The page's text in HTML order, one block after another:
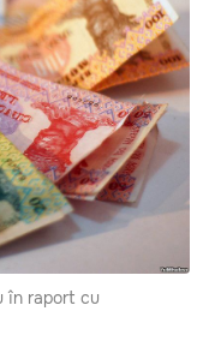
în raport cu